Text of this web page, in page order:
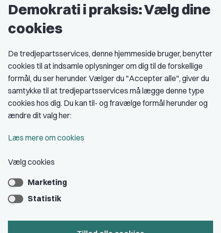
Grupper og kredse
Studenterorganisationer
Medlemskab
Fordele som medlem
Kontingent
Bliv medlem
Demokrati i praksis: Vælg dine
cookies
De tredjepartsservices, denne hjemmeside bruger, benytter
cookies til at indsamle oplysninger om dig til de forskellige
formål, du ser herunder. Vælger du "Accepter alle", giver du
samtykke til at tredjepartsservices må lægge denne type
cookies hos dig. Du kan til- og fravælge formål herunder og
ændre dit valg her:
Læs mere om cookies
Vælg cookies
Marketing
Statistik